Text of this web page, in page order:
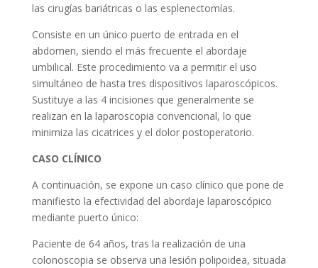
las cirugías bariátricas o las esplenectomías.
Consiste en un único puerto de entrada en el
abdomen, siendo el más frecuente el abordaje
umbilical. Este procedimiento va a permitir el uso
simultáneo de hasta tres dispositivos laparoscópicos.
Sustituye a las 4 incisiones que generalmente se
realizan en la laparoscopia convencional, lo que
minimiza las cicatrices y el dolor postoperatorio.
CASO CLÍNICO
A continuación, se expone un caso clínico que pone de
manifiesto la efectividad del abordaje laparoscópico
mediante puerto único:
Paciente de 64 años, tras la realización de una
colonoscopia se observa una lesión polipoidea, situada